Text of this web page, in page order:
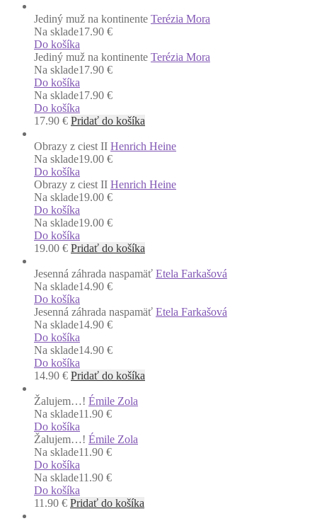
Jediný muž na kontinente Terézia Mora
Na sklade17.90 €
Do košíka
Jediný muž na kontinente Terézia Mora
Na sklade17.90 €
Do košíka
Na sklade17.90 €
Do košíka
17.90 € Pridať do košíka
Obrazy z ciest II Henrich Heine
Na sklade19.00 €
Do košíka
Obrazy z ciest II Henrich Heine
Na sklade19.00 €
Do košíka
Na sklade19.00 €
Do košíka
19.00 € Pridať do košíka
Jesenná záhrada naspamäť Etela Farkašová
Na sklade14.90 €
Do košíka
Jesenná záhrada naspamäť Etela Farkašová
Na sklade14.90 €
Do košíka
Na sklade14.90 €
Do košíka
14.90 € Pridať do košíka
Žalujem…! Émile Zola
Na sklade11.90 €
Do košíka
Žalujem…! Émile Zola
Na sklade11.90 €
Do košíka
Na sklade11.90 €
Do košíka
11.90 € Pridať do košíka